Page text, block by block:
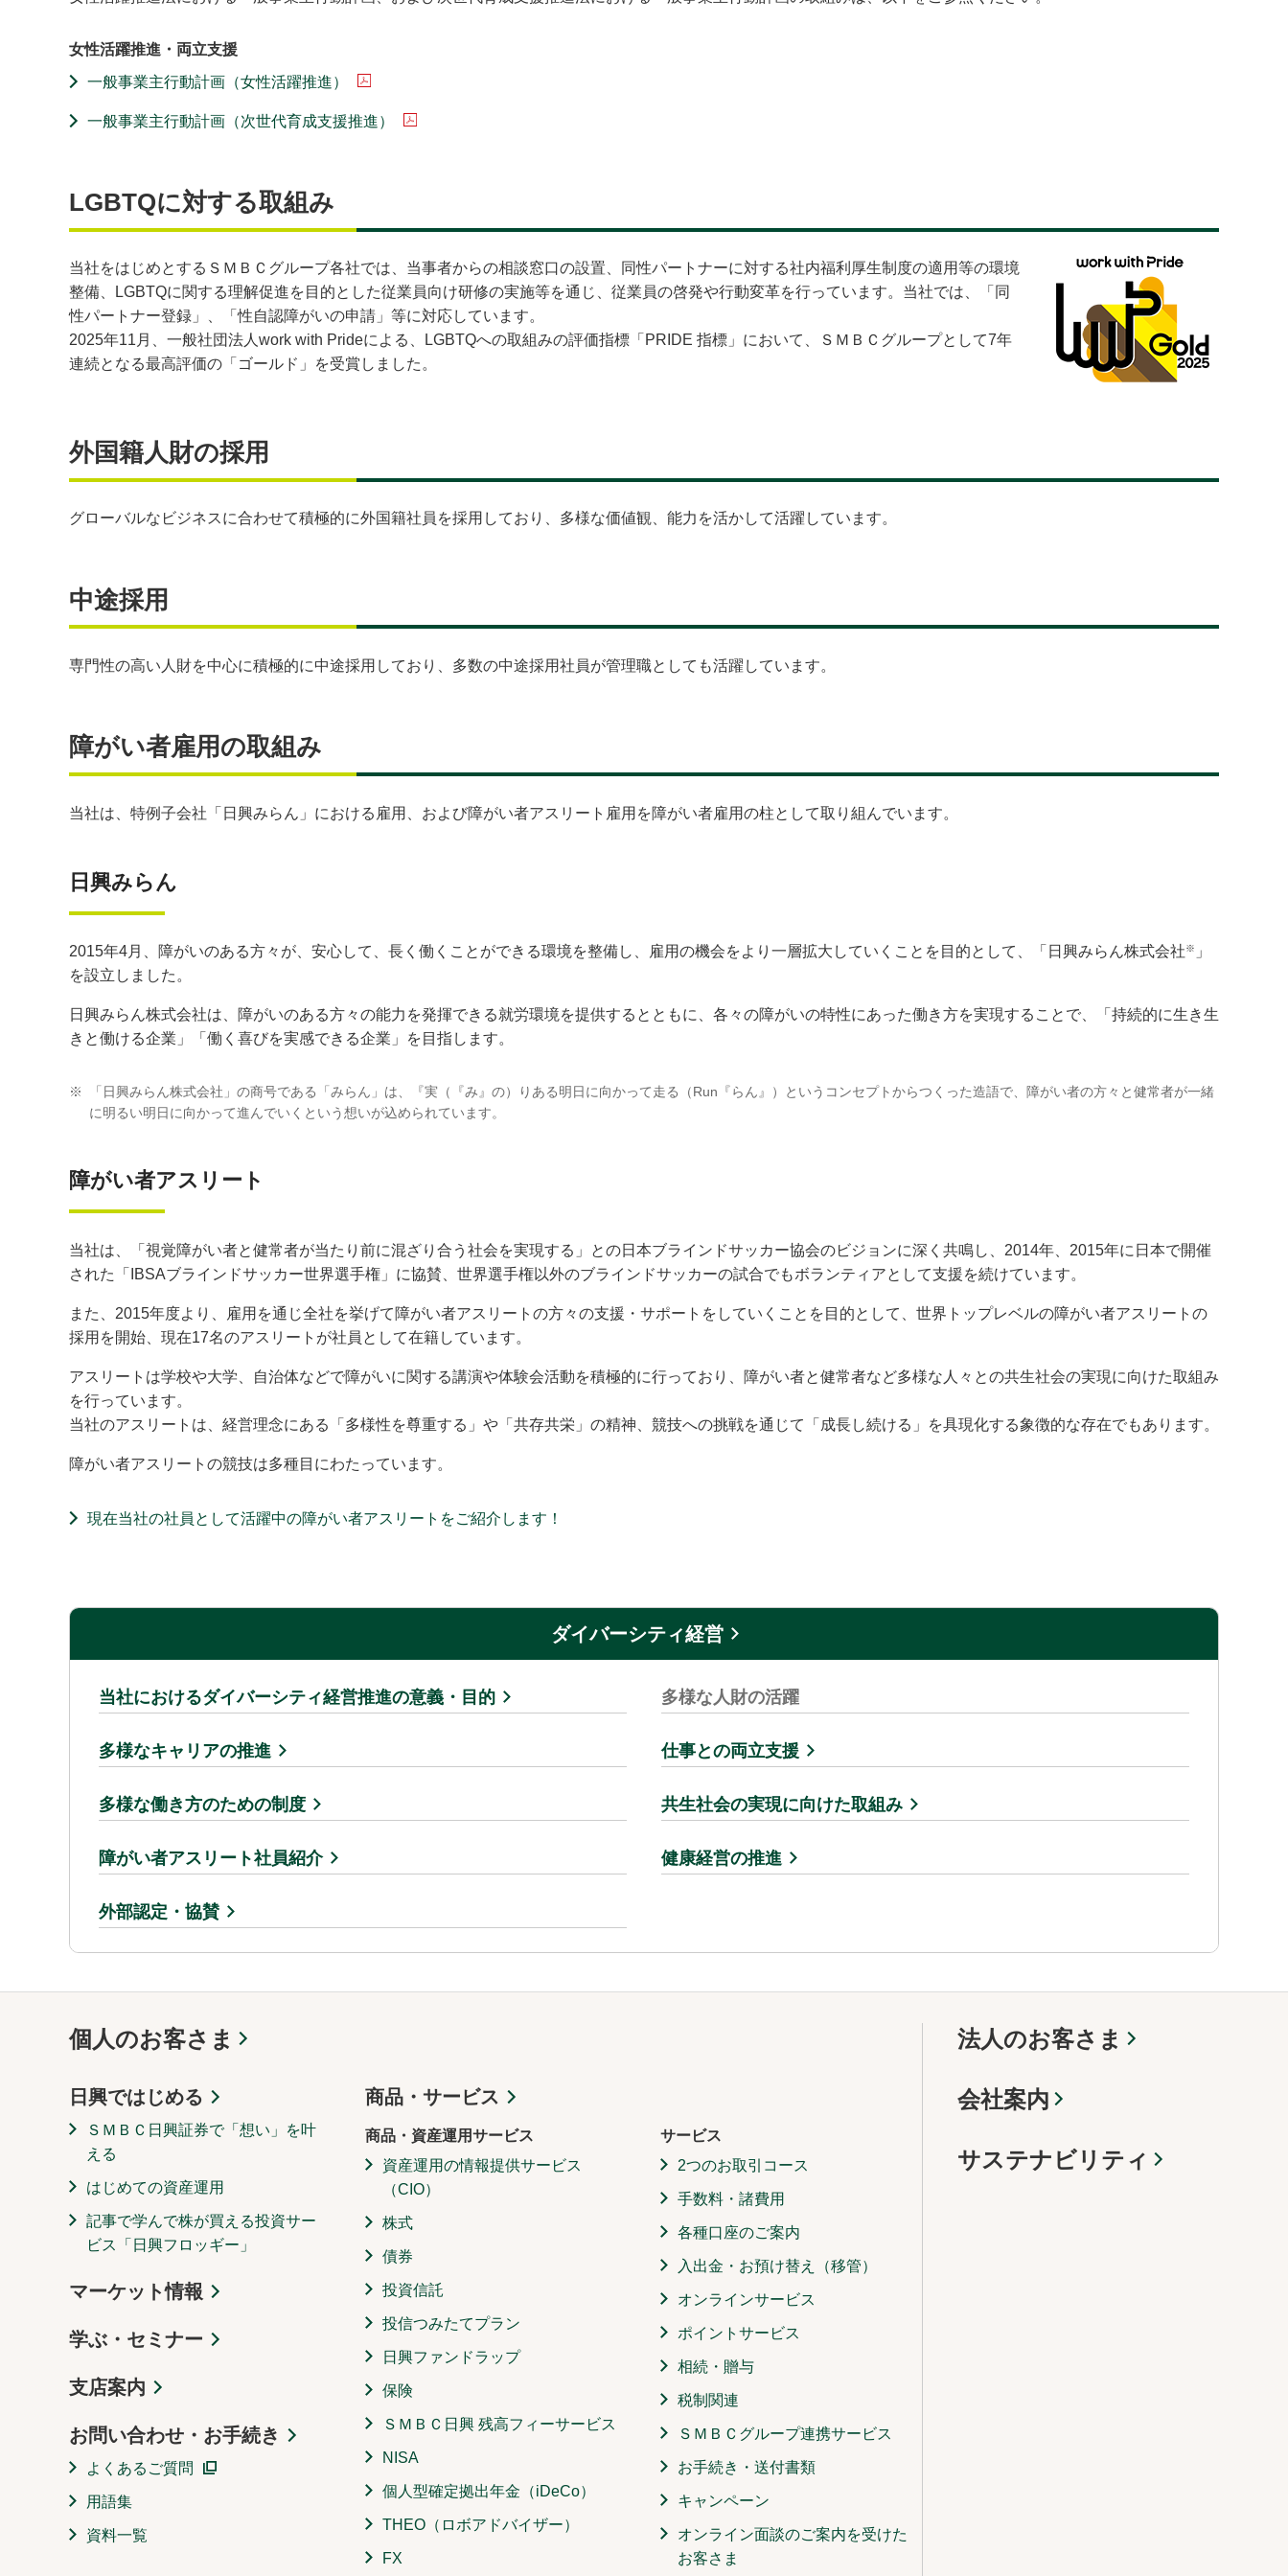
女性活躍推進・両立支援
一般事業主行動計画（女性活躍推進）
一般事業主行動計画（次世代育成支援推進）
LGBTQに対する取組み
当社をはじめとするＳＭＢＣグループ各社では、当事者からの相談窓口の設置、同性パートナーに対する社内福利厚生制度の適用等の環境
整備、LGBTQに関する理解促進を目的とした従業員向け研修の実施等を通じ、従業員の啓発や行動変革を行っています。当社では、「同
性パートナー登録」、「性自認障がいの申請」等に対応しています。
2025年11月、一般社団法人work with Prideによる、LGBTQへの取組みの評価指標「PRIDE 指標」において、ＳＭＢＣグループとして7年
連続となる最高評価の「ゴールド」を受賞しました。
外国籍人財の採用
グローバルなビジネスに合わせて積極的に外国籍社員を採用しており、多様な価値観、能力を活かして活躍しています。
中途採用
専門性の高い人財を中心に積極的に中途採用しており、多数の中途採用社員が管理職としても活躍しています。
障がい者雇用の取組み
当社は、特例子会社「日興みらん」における雇用、および障がい者アスリート雇用を障がい者雇用の柱として取り組んでいます。
日興みらん
2015年4月、障がいのある方々が、安心して、長く働くことができる環境を整備し、雇用の機会をより一層拡大していくことを目的として、「日興みらん株式会社※
」
を設立しました。
日興みらん株式会社は、障がいのある方々の能力を発揮できる就労環境を提供するとともに、各々の障がいの特性にあった働き方を実現することで、「持続的に生き生
きと働ける企業」「働く喜びを実感できる企業」を目指します。
※
「日興みらん株式会社」の商号である「みらん」は、『実（『み』の）りある明日に向かって走る（Run『らん』）というコンセプトからつくった造語で、障がい者の方々と健常者が一緒
に明るい明日に向かって進んでいくという想いが込められています。
障がい者アスリート
当社は、「視覚障がい者と健常者が当たり前に混ざり合う社会を実現する」との日本ブラインドサッカー協会のビジョンに深く共鳴し、2014年、2015年に日本で開催
された「IBSAブラインドサッカー世界選手権」に協賛、世界選手権以外のブラインドサッカーの試合でもボランティアとして支援を続けています。
また、2015年度より、雇用を通じ全社を挙げて障がい者アスリートの方々の支援・サポートをしていくことを目的として、世界トップレベルの障がい者アスリートの
採用を開始、現在17名のアスリートが社員として在籍しています。
アスリートは学校や大学、自治体などで障がいに関する講演や体験会活動を積極的に行っており、障がい者と健常者など多様な人々との共生社会の実現に向けた取組み
を行っています。
当社のアスリートは、経営理念にある「多様性を尊重する」や「共存共栄」の精神、競技への挑戦を通じて「成長し続ける」を具現化する象徴的な存在でもあります。
障がい者アスリートの競技は多種目にわたっています。
現在当社の社員として活躍中の障がい者アスリートをご紹介します！
ダイバーシティ経営
当社におけるダイバーシティ経営推進の意義・目的 多様な人財の活躍
多様なキャリアの推進 仕事との両立支援
多様な働き方のための制度 共生社会の実現に向けた取組み
障がい者アスリート社員紹介 健康経営の推進
外部認定・協賛
個人のお客さま
日興ではじめる
ＳＭＢＣ日興証券で「想い」を叶
える
はじめての資産運用
記事で学んで株が買える投資サー
ビス「日興フロッギー」
マーケット情報
学ぶ・セミナー
支店案内
お問い合わせ・お手続き
よくあるご質問
用語集
資料一覧
商品・サービス
商品・資産運用サービス
資産運用の情報提供サービス
（CIO）
株式
債券
投資信託
投信つみたてプラン
日興ファンドラップ
保険
ＳＭＢＣ日興 残高フィーサービス
NISA
個人型確定拠出年金（iDeCo）
THEO（ロボアドバイザー）
FX
サービス
2つのお取引コース
手数料・諸費用
各種口座のご案内
入出金・お預け替え（移管）
オンラインサービス
ポイントサービス
相続・贈与
税制関連
ＳＭＢＣグループ連携サービス
お手続き・送付書類
キャンペーン
オンライン面談のご案内を受けた
お客さま
法人のお客さま
会社案内
サステナビリティ